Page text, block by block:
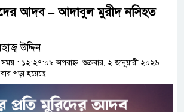
আদব – আদাবুল মুরীদ নসিহত
উদ্দিন
: ১২:২৭:০৯ অপরাহ্ন, শুক্রবার, ২ জানুয়ারী ২০২৬
পড়া হয়েছে